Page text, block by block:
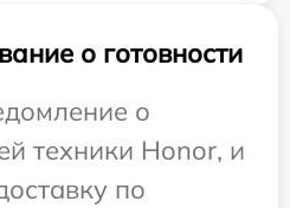
о готовности
о
техники Honor, и
по